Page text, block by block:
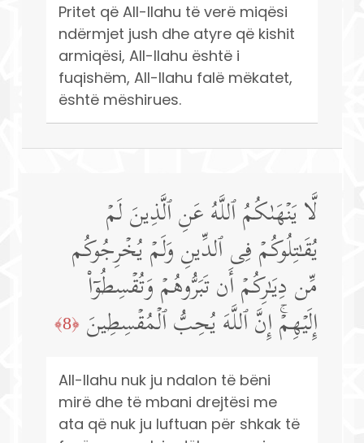
Pritet që All-llahu të verë miqësi
ndërmjet jush dhe atyre që kishit
armiqësi, All-llahu është i
fuqishëm, All-llahu falë mëkatet,
është mëshirues.
لَّا یَنۡهَىٰكُمُ ٱللَّهُ عَنِ ٱلَّذِینَ لَمۡ
یُقَـٰتِلُوكُمۡ فِی ٱلدِّینِ وَلَمۡ یُخۡرِجُوكُم
مِّن دِیَـٰرِكُمۡ أَن تَبَرُّوهُمۡ وَتُقۡسِطُوۤا۟
إِلَیۡهِمۡۚ إِنَّ ٱللَّهَ یُحِبُّ ٱلۡمُقۡسِطِینَ ﴿8﴾
All-llahu nuk ju ndalon të bëni
mirë dhe të mbani drejtësi me
ata që nuk ju luftuan për shkak të